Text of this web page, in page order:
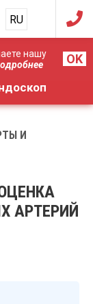
нашу
OK
RU
UA
И
АРТЕРИЙ